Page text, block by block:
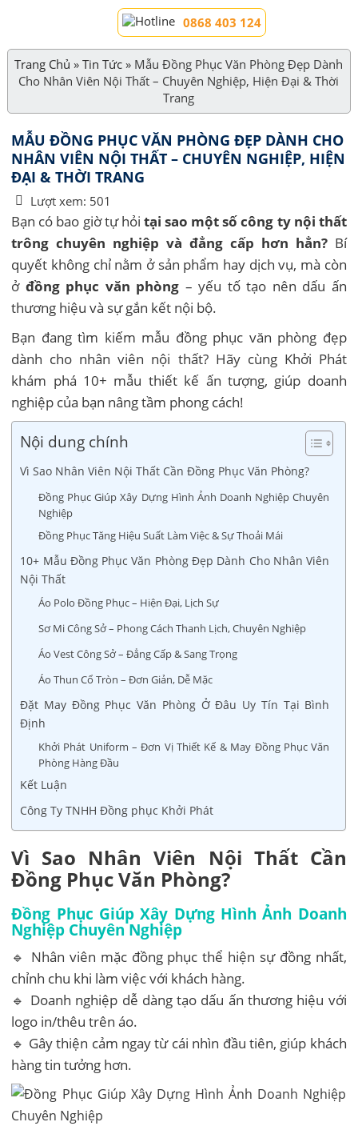
0868 403 124
Trang Chủ »Tin Tức » Mẫu Đồng Phục Văn Phòng Đẹp Dành
Cho Nhân Viên Nội Thất – Chuyên Nghiệp, Hiện Đại & Thời
Trang
MẪU ĐỒNG PHỤC VĂN PHÒNG ĐẸP DÀNH CHO
NHÂN VIÊN NỘI THẤT – CHUYÊN NGHIỆP, HIỆN
ĐẠI & THỜI TRANG
Lượt xem: 501
Bạn có bao giờ tự hỏi tại sao một số công ty nội thất
trông chuyên nghiệp và đẳng cấp hơn hẳn?Bí
quyết không chỉ nằm ở sản phẩm hay dịch vụ, mà còn
ở đồng phục văn phòng – yếu tố tạo nên dấu ấn
thương hiệu và sự gắn kết nội bộ.
Bạn đang tìm kiếm mẫu đồng phục văn phòng đẹp
dành cho nhân viên nội thất? Hãy cùng Khởi Phát
khám phá 10+ mẫu thiết kế ấn tượng, giúp doanh
nghiệp của bạn nâng tầm phong cách!
Nội dung chính
Vì Sao Nhân Viên Nội Thất Cần Đồng Phục Văn Phòng?
Đồng Phục Giúp Xây Dựng Hình Ảnh Doanh Nghiệp Chuyên
Nghiệp
Đồng Phục Tăng Hiệu Suất Làm Việc & Sự Thoải Mái
10+ Mẫu Đồng Phục Văn Phòng Đẹp Dành Cho Nhân Viên
Nội Thất
Áo Polo Đồng Phục – Hiện Đại, Lịch Sự
Sơ Mi Công Sở – Phong Cách Thanh Lịch, Chuyên Nghiệp
Áo Vest Công Sở – Đẳng Cấp & Sang Trọng
Áo Thun Cổ Tròn – Đơn Giản, Dễ Mặc
Đặt May Đồng Phục Văn Phòng Ở Đâu Uy Tín Tại Bình
Định
Khởi Phát Uniform – Đơn Vị Thiết Kế & May Đồng Phục Văn
Phòng Hàng Đầu
Kết Luận
Công Ty TNHH Đồng phục Khởi Phát
Vì Sao Nhân Viên Nội Thất Cần
Đồng Phục Văn Phòng?
Đồng Phục Giúp Xây Dựng Hình Ảnh Doanh
Nghiệp Chuyên Nghiệp
🔹 Nhân viên mặc đồng phục thể hiện sự đồng nhất,
chỉnh chu khi làm việc với khách hàng.
🔹 Doanh nghiệp dễ dàng tạo dấu ấn thương hiệu với
logo in/thêu trên áo.
🔹 Gây thiện cảm ngay từ cái nhìn đầu tiên, giúp khách
hàng tin tưởng hơn.